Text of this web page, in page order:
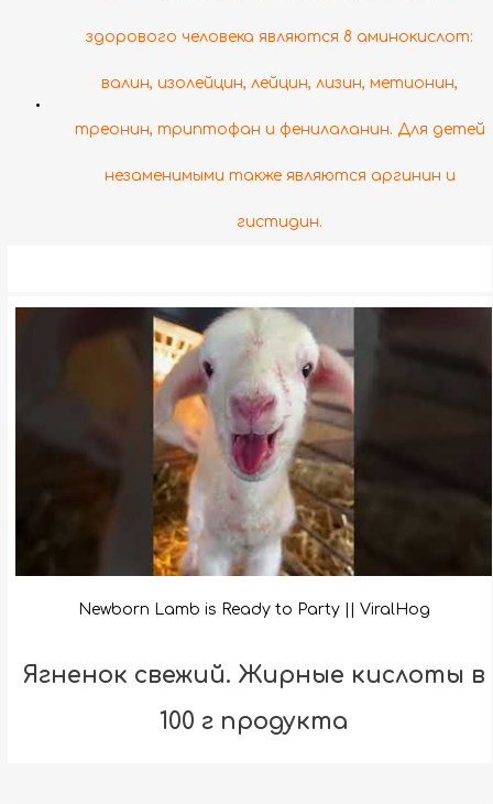
•
здорового человека являются 8 аминокислот:
валин, изолейцин, лейцин, лизин, метионин,
треонин, триптофан и фенилаланин. Для детей
незаменимыми также являются аргинин и
гистидин.
Newborn Lamb is Ready to Party || ViralHog
Ягненок свежий. Жирные кислоты в
100 г продукта